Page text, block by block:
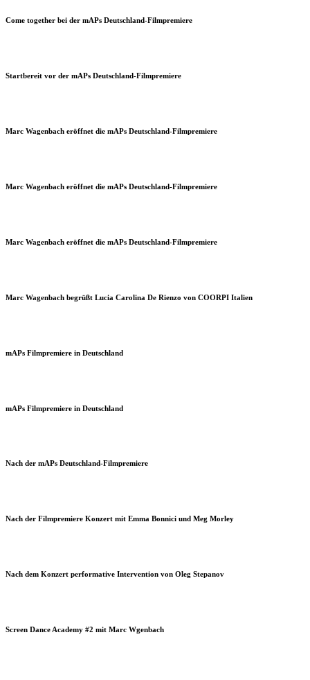
Come together bei der mAPs Deutschland-Filmpremiere
Startbereit vor der mAPs Deutschland-Filmpremiere
Marc Wagenbach eröffnet die mAPs Deutschland-Filmpremiere
Marc Wagenbach eröffnet die mAPs Deutschland-Filmpremiere
Marc Wagenbach eröffnet die mAPs Deutschland-Filmpremiere
Marc Wagenbach begrüßt Lucia Carolina De Rienzo von COORPI Italien
mAPs Filmpremiere in Deutschland
mAPs Filmpremiere in Deutschland
Nach der mAPs Deutschland-Filmpremiere
Nach der Filmpremiere Konzert mit Emma Bonnici und Meg Morley
Nach dem Konzert performative Intervention von Oleg Stepanov
Screen Dance Academy #2 mit Marc Wgenbach